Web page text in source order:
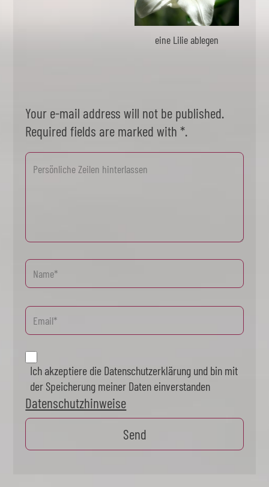
eine Lilie ablegen
Your e-mail address will not be published.
Required fields are marked with *.
Ich akzeptiere die Datenschutzerklärung und bin mit
der Speicherung meiner Daten einverstanden
Datenschutzhinweise